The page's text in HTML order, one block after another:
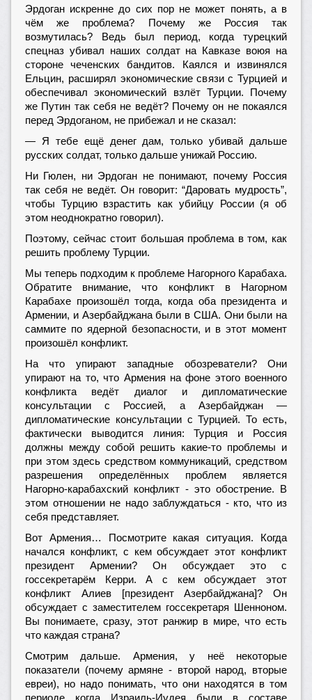
Эрдоган искренне до сих пор не может понять, а в
чём же проблема? Почему же Россия так
возмутилась? Ведь был период, когда турецкий
спецназ убивал наших солдат на Кавказе воюя на
стороне чеченских бандитов. Каялся и извинялся
Ельцин, расширял экономические связи с Турцией и
обеспечивал экономический взлёт Турции. Почему
же Путин так себя не ведёт? Почему он не покаялся
перед Эрдоганом, не прибежал и не сказал:
— Я тебе ещё денег дам, только убивай дальше
русских солдат, только дальше унижай Россию.
Ни Гюлен, ни Эрдоган не понимают, почему Россия
так себя не ведёт. Он говорит: “Даровать мудрость”,
чтобы Турцию взрастить как убийцу России (я об
этом неоднократно говорил).
Поэтому, сейчас стоит большая проблема в том, как
решить проблему Турции.
Мы теперь подходим к проблеме Нагорного Карабаха.
Обратите внимание, что конфликт в Нагорном
Карабахе произошёл тогда, когда оба президента и
Армении, и Азербайджана были в США. Они были на
саммите по ядерной безопасности, и в этот момент
произошёл конфликт.
На что упирают западные обозреватели? Они
упирают на то, что Армения на фоне этого военного
конфликта ведёт диалог и дипломатические
консультации с Россией, а Азербайджан —
дипломатические консультации с Турцией. То есть,
фактически выводится линия: Турция и Россия
должны между собой решить какие-то проблемы и
при этом здесь средством коммуникаций, средством
разрешения определённых проблем является
Нагорно-карабахский конфликт - это обострение. В
этом отношении не надо заблуждаться - кто, что из
себя представляет.
Вот Армения… Посмотрите какая ситуация. Когда
начался конфликт, с кем обсуждает этот конфликт
президент Армении? Он обсуждает это с
госсекретарём Керри. А с кем обсуждает этот
конфликт Алиев [президент Азербайджана]? Он
обсуждает с заместителем госсекретаря Шенноном.
Вы понимаете, сразу, этот ранжир в мире, что есть
что каждая страна?
Смотрим дальше. Армения, у неё некоторые
показатели (почему армяне - второй народ, вторые
евреи), но надо понимать, что они находятся в том